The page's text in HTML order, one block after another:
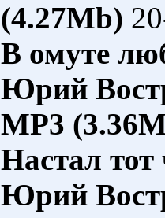
(4.27Mb)
В омуте
Юрий
MP3
Настал тот
Юрий